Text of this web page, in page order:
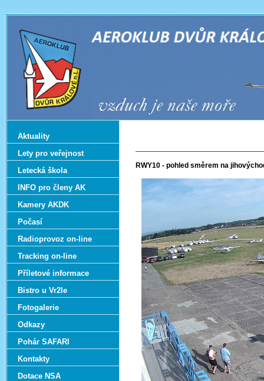
RWY10 - pohled směrem na
Aktuality
Lety pro veřejnost
Letecká škola
INFO pro členy AK
Kamery AKDK
Počasí
Radioprovoz on-line
Tracking on-line
Příletové informace
Bistro u Vr2le
Fotogalerie
Odkazy
Pohár SAFARI
Kontakty
Dotace NSA